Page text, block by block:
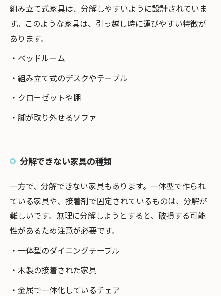
組み立て式家具は、分解しやすいように設計されていま
す。このような家具は、引っ越し時に運びやすい特徴が
あります。
・ベッドルーム
・組み立て式のデスクやテーブル
・クローゼットや棚
・脚が取り外せるソファ
分解できない家具の種類
一方で、分解できない家具もあります。一体型で作られ
ている家具や、接着剤で固定されているものは、分解が
難しいです。無理に分解しようとすると、破損する可能
性があるため注意が必要です。
・一体型のダイニングテーブル
・木製の接着された家具
・金属で一体化しているチェア